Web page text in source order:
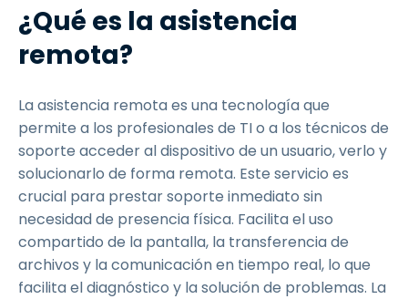
¿Qué es la asistencia
remota?
La asistencia remota es una tecnología que
permite a los profesionales de TI o a los técnicos de
soporte acceder al dispositivo de un usuario, verlo y
solucionarlo de forma remota. Este servicio es
crucial para prestar soporte inmediato sin
necesidad de presencia física. Facilita el uso
compartido de la pantalla, la transferencia de
archivos y la comunicación en tiempo real, lo que
facilita el diagnóstico y la solución de problemas. La